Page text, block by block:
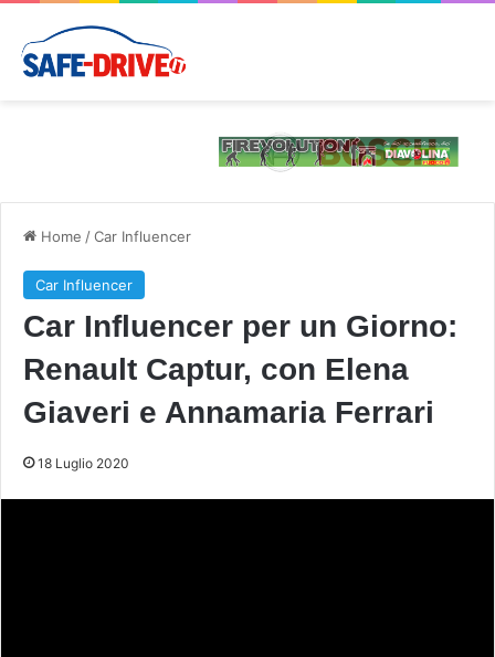
Home /Car Influencer
Car Influencer
Car Influencer per un Giorno:
Renault Captur, con Elena
Giaveri e Annamaria Ferrari
18 Luglio 2020